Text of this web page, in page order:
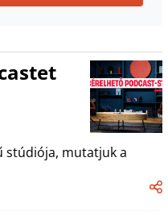
stúdiója, mutatjuk a